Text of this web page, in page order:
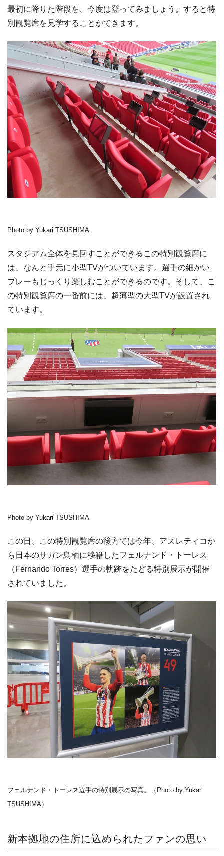
最初に降りた階段を、今度は登ってみましょう。すると特
別観覧席を見学することができます。
Photo by Yukari TSUSHIMA
スタジアム全体を見回すことができるこの特別観覧席に
は、なんと手元に小型TVがついています。選手の細かい
プレーもじっくり楽しむことができるのです。そして、こ
の特別観覧席の一番前には、超薄型の大型TVが設置され
ています。
Photo by Yukari TSUSHIMA
この日、この特別観覧席の後方では今年、アスレティコか
ら日本のサガン鳥栖に移籍したフェルナンド・トーレス
（Fernando Torres）選手の軌跡をたどる特別展示が開催
されていました。
フェルナンド・トーレス選手の特別展示の写真。（Photo by Yukari
TSUSHIMA）
新本拠地の住所に込められたファンの思い